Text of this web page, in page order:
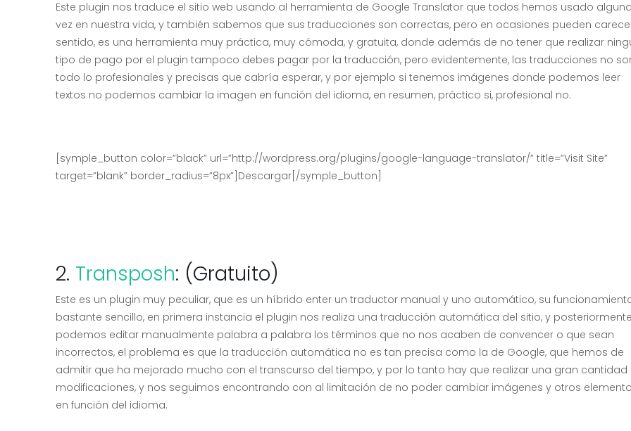
Este plugin nos traduce el sitio web usando al herramienta de Google Translator que todos hemos usado alguna
vez en nuestra vida, y también sabemos que sus traducciones son correctas, pero en ocasiones pueden
sentido, es una herramienta muy práctica, muy cómoda, y gratuita, donde además de no tener que realizar
tipo de pago por el plugin tampoco debes pagar por la traducción, pero evidentemente, las traducciones no
todo lo profesionales y precisas que cabría esperar, y por ejemplo si tenemos imágenes donde podemos leer
textos no podemos cambiar la imagen en función del idioma, en resumen, práctico si, profesional no.
[symple_button color=”black” url=”http://wordpress.org/plugins/google-language-translator/” title=”Visit Site”
target=”blank” border_radius=”8px”]Descargar[/symple_button]
2. Transposh: (Gratuito)
Este es un plugin muy peculiar, que es un híbrido enter un traductor manual y uno automático, su
bastante sencillo, en primera instancia el plugin nos realiza una traducción automática del sitio, y posteriormente
podemos editar manualmente palabra a palabra los términos que no nos acaben de convencer o que sean
incorrectos, el problema es que la traducción automática no es tan precisa como la de Google, que hemos de
admitir que ha mejorado mucho con el transcurso del tiempo, y por lo tanto hay que realizar una gran cantidad
modificaciones, y nos seguimos encontrando con al limitación de no poder cambiar imágenes y otros
en función del idioma.